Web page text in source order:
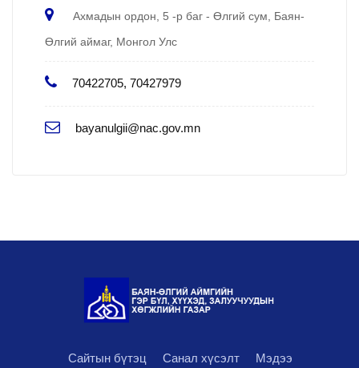
Ахмадын ордон, 5 -р баг - Өлгий сум, Баян-
Өлгий аймаг, Монгол Улс
70422705, 70427979
bayanulgii@nac.gov.mn
Сайтын бүтэц Санал хүсэлт Мэдээ